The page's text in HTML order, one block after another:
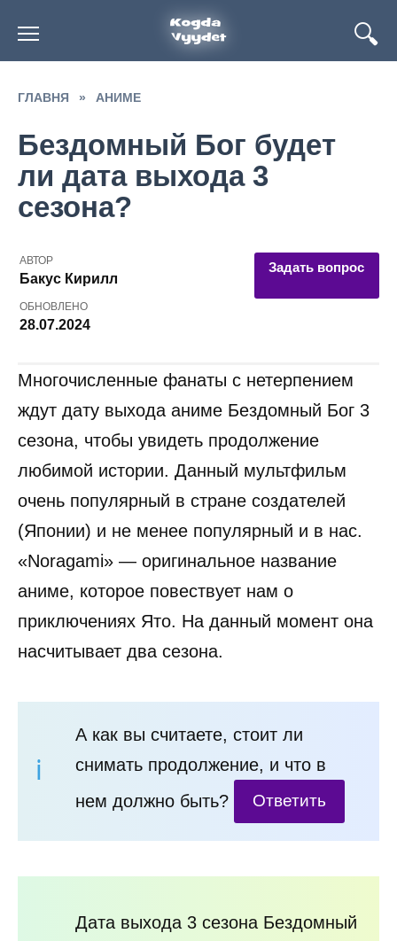
содержанию
ГЛАВНЯ » АНИМЕ
Бездомный Бог будет
ли дата выхода 3
сезона?
АВТОР
Бакус Кирилл
Задать вопрос
ОБНОВЛЕНО
28.07.2024
Многочисленные фанаты с нетерпением
ждут дату выхода аниме Бездомный Бог 3
сезона, чтобы увидеть продолжение
любимой истории. Данный мультфильм
очень популярный в стране создателей
(Японии) и не менее популярный и в нас.
«Noragami» — оригинальное название
аниме, которое повествует нам о
приключениях Ято. На данный момент она
насчитывает два сезона.
А как вы считаете, стоит ли
снимать продолжение, и что в
нем должно быть?
Ответить
Дата выхода 3 сезона Бездомный